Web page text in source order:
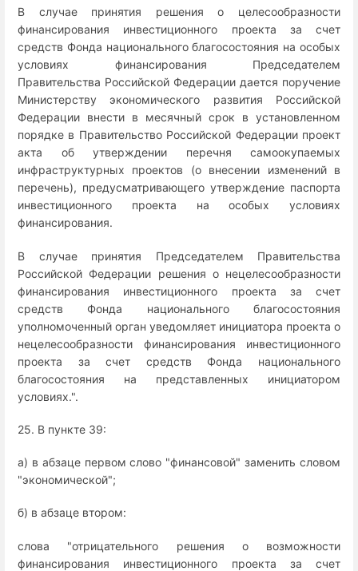
В случае принятия решения о целесообразности
финансирования инвестиционного проекта за счет
средств Фонда национального благосостояния на особых
условиях финансирования Председателем
Правительства Российской Федерации дается поручение
Министерству экономического развития Российской
Федерации внести в месячный срок в установленном
порядке в Правительство Российской Федерации проект
акта об утверждении перечня самоокупаемых
инфраструктурных проектов (о внесении изменений в
перечень), предусматривающего утверждение паспорта
инвестиционного проекта на особых условиях
финансирования.
В случае принятия Председателем Правительства
Российской Федерации решения о нецелесообразности
финансирования инвестиционного проекта за счет
средств Фонда национального благосостояния
уполномоченный орган уведомляет инициатора проекта о
нецелесообразности финансирования инвестиционного
проекта за счет средств Фонда национального
благосостояния на представленных инициатором
условиях.".
25. В пункте 39:
а) в абзаце первом слово "финансовой" заменить словом
"экономической";
б) в абзаце втором:
слова "отрицательного решения о возможности
финансирования инвестиционного проекта за счет